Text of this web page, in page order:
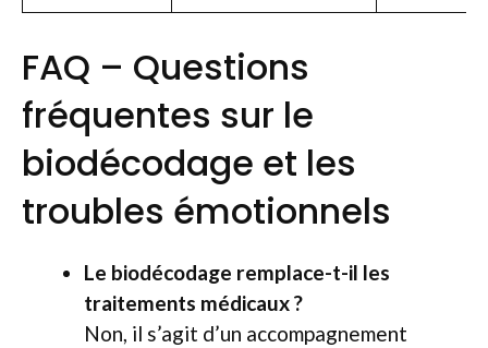
FAQ – Questions
fréquentes sur le
biodécodage et les
troubles émotionnels
Le biodécodage remplace-t-il les
traitements médicaux ?
Non, il s’agit d’un accompagnement